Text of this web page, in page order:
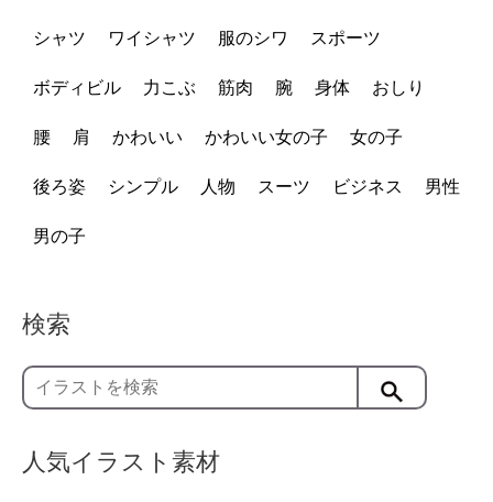
シャツ ワイシャツ 服のシワ スポーツ
ボディビル 力こぶ 筋肉 腕 身体 おしり
腰 肩 かわいい かわいい女の子 女の子
後ろ姿 シンプル 人物 スーツ ビジネス 男性
男の子
検索
人気イラスト素材